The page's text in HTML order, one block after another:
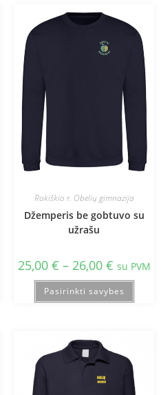
Rokiškio r. Obelių gimnazija
Džemperis be gobtuvo su
užrašu
25,00 € – 26,00 € su PVM
Pasirinkti savybes